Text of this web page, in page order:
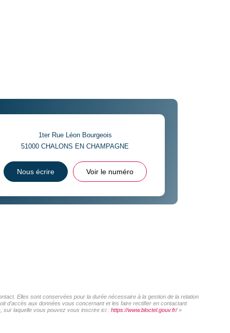
1ter Rue Léon Bourgeois
51000CHALONS EN CHAMPAGNE
Nous écrire Voir le numéro
Elles sont conservées pour la durée nécessaire à la gestion de la relation
d'accès aux données vous concernant et les faire rectifier en contactant
sur laquelle vous pouvez vous inscrire ici : https://www.bloctel.gouv.fr/»